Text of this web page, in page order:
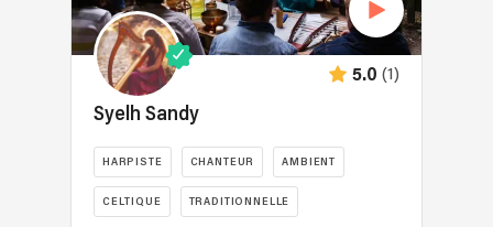
de
Laurent.
Un
duo
passionné
mêle
reprises
et
5.0 (1)
Syelh Sandy
HARPISTE CHANTEUR AMBIENT
CELTIQUE TRADITIONNELLE